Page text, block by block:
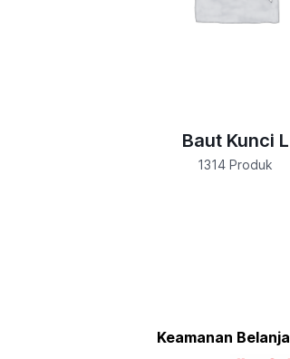
Baut Kunci L
1314 Produk
Keamanan Belanja